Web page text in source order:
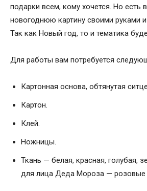
подарки всем, кому хочется. Но есть
новогоднюю картину своими руками
Так как Новый год, то и тематика
Для работы вам потребуется
Картонная основа, обтянутая
Картон.
Клей.
Ножницы.
Ткань — белая, красная, голубая,
для лица Деда Мороза — розовые